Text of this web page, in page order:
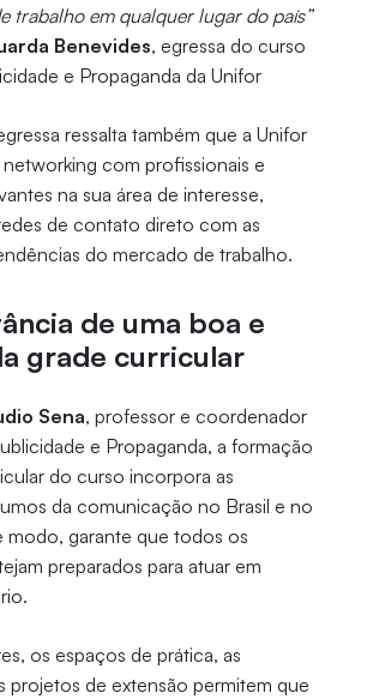
trabalho em qualquer lugar do país”
Benevides, egressa do curso
e Propaganda da Unifor
ressalta também que a Unifor
com profissionais e
na sua área de interesse,
de contato direto com as
do mercado de trabalho.
de uma boa e
grade curricular
Sena, professor e coordenador
e Propaganda, a formação
do curso incorpora as
da comunicação no Brasil e no
modo, garante que todos os
preparados para atuar em
os espaços de prática, as
projetos de extensão permitem que